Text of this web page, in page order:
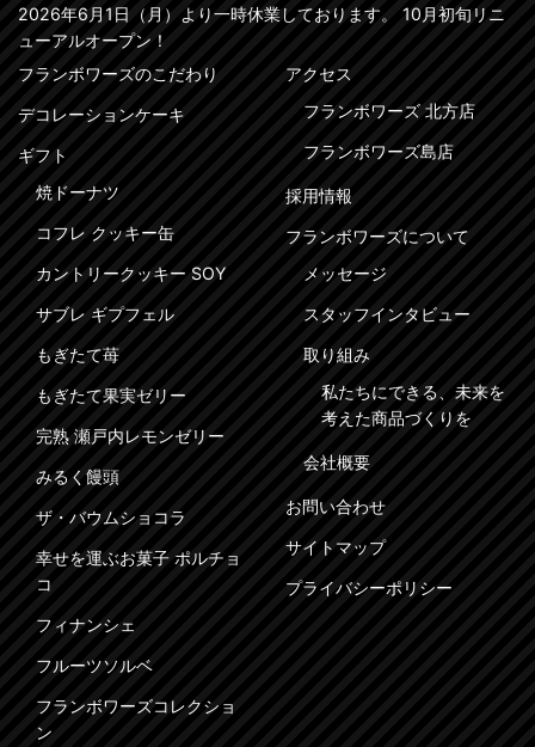
2026年6月1日（月）より一時休業しております。 10月初旬リニ
ューアルオープン！
フランボワーズのこだわり
デコレーションケーキ
ギフト
焼ドーナツ
コフレ クッキー缶
カントリークッキー SOY
サブレ ギプフェル
もぎたて苺
もぎたて果実ゼリー
完熟 瀬戸内レモンゼリー
みるく饅頭
ザ・バウムショコラ
幸せを運ぶお菓子 ポルチョ
コ
フィナンシェ
フルーツソルベ
フランボワーズコレクショ
ン
アクセス
フランボワーズ 北方店
フランボワーズ島店
採用情報
フランボワーズについて
メッセージ
スタッフインタビュー
取り組み
私たちにできる、未来を
考えた商品づくりを
会社概要
お問い合わせ
サイトマップ
プライバシーポリシー